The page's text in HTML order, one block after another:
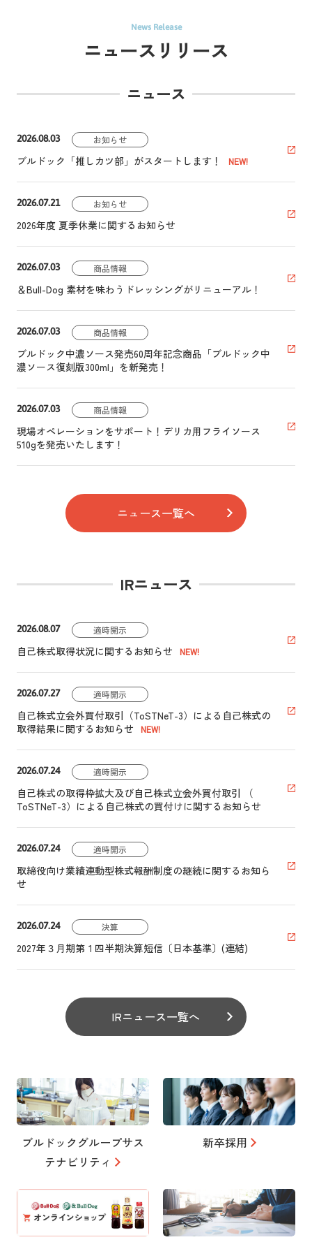
News Release
ニュースリリース
ニュース
2026.08.03 お知らせ
ブルドック「推しカツ部」がスタートします！
2026.07.21 お知らせ
2026年度 夏季休業に関するお知らせ
2026.07.03 商品情報
＆Bull-Dog 素材を味わうドレッシングがリニューアル！
2026.07.03 商品情報
ブルドック中濃ソース発売60周年記念商品「ブルドック中
濃ソース復刻版300ml」を新発売！
2026.07.03 商品情報
現場オペレーションをサポート！デリカ用フライソース
510gを発売いたします！
ニュース一覧へ
IRニュース
2026.08.07 適時開示
自己株式取得状況に関するお知らせ
2026.07.27 適時開示
自己株式立会外買付取引（ToSTNeT-3）による自己株式の
取得結果に関するお知らせ
2026.07.24 適時開示
自己株式の取得枠拡大及び自己株式立会外買付取引 （
ToSTNeT-3）による自己株式の買付けに関するお知らせ
2026.07.24 適時開示
取締役向け業績連動型株式報酬制度の継続に関するお知ら
せ
2026.07.24 決算
2027年３月期第１四半期決算短信〔日本基準〕(連結)
IRニュース一覧へ
ブルドックグループサス
テナビリティ
新卒採用